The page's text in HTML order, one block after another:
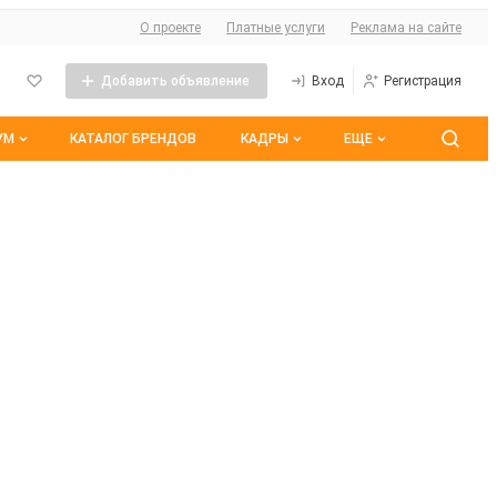
О сайте
О проекте Платные услуги Реклама на сайте
Добавить объявление Вход Регистрация
КАТАЛОГ БРЕНДОВ КАДРЫ ЕЩЕ